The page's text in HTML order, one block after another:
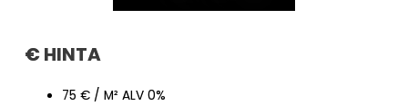
€ HINTA
75 € / M² ALV 0%